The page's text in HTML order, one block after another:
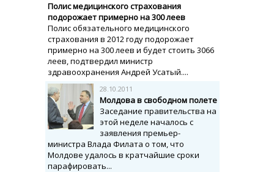
Полис медицинского страхования
подорожает примерно на 300 леев
Полис обязательного медицинского
страхования в 2012 году подорожает
примерно на 300 леев и будет стоить 3066
леев, подтвердил министр
здравоохранения Андрей Усатый....
28.10.2011
Молдова в свободном полете
Заседание правительства на
этой неделе началось с
заявления премьер-
министра Влада Филата о том, что
Молдове удалось в кратчайшие сроки
парафировать...